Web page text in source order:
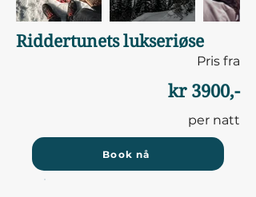
Riddertunets lukseriøse
Pris fra
kr 3900,-
per natt
Book nå